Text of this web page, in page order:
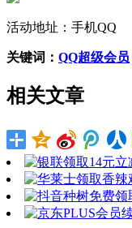
活动地址：手机QQ
关键词： QQ超级会员
相关文章